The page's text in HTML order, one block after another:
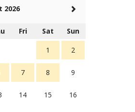
2026
Fri Sat Sun
1 2
7 8 9
14 15 16